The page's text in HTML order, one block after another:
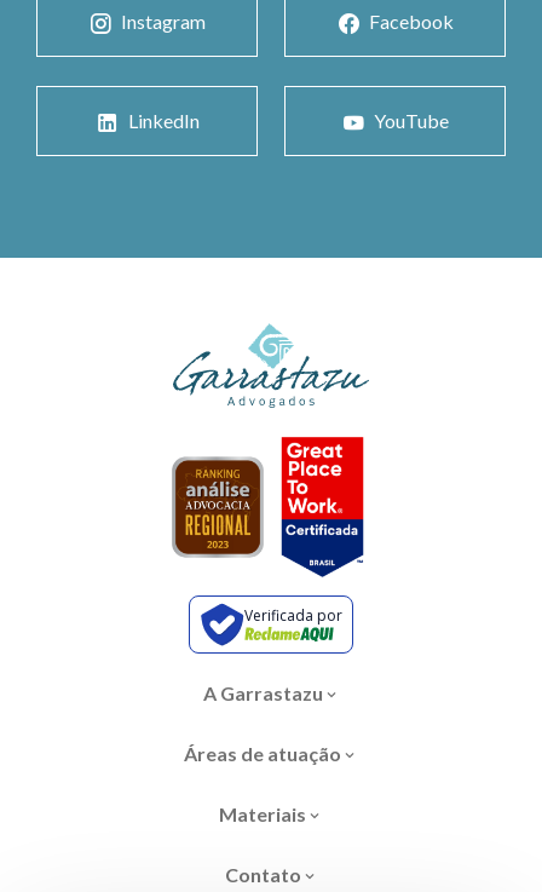
Instagram Facebook
LinkedIn YouTube
Verificada por
A Garrastazu
Áreas de atuação
Materiais
Contato